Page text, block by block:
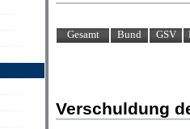
Gesamt Bund GSV
Verschuldung